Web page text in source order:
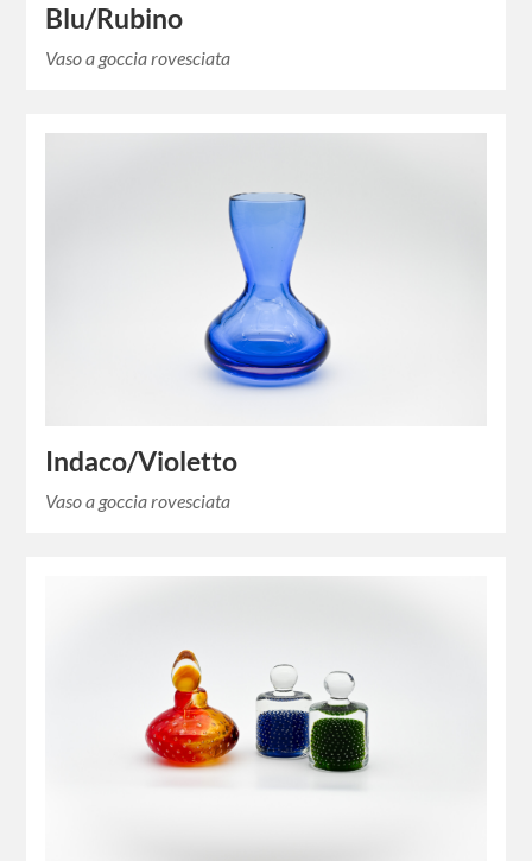
Blu/Rubino
Vaso a goccia rovesciata
Indaco/Violetto
Vaso a goccia rovesciata